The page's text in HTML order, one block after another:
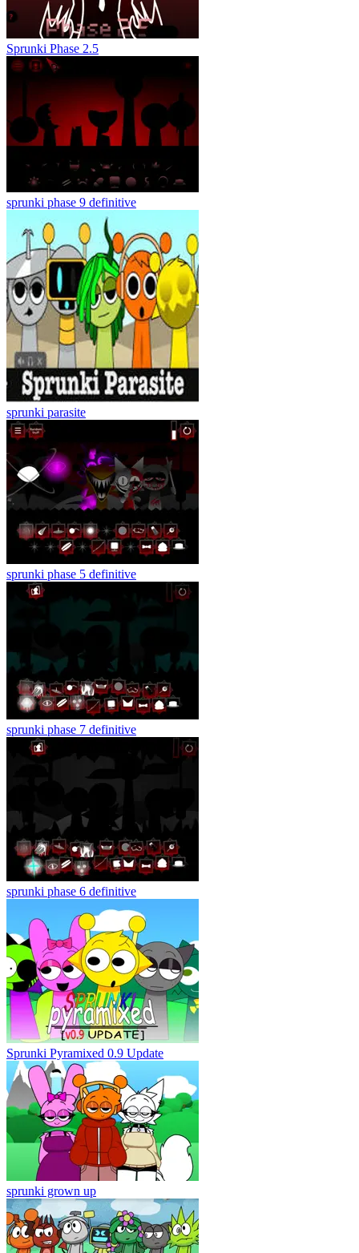
Sprunki Phase 2.5
sprunki phase 9 definitive
sprunki parasite
sprunki phase 5 definitive
sprunki phase 7 definitive
sprunki phase 6 definitive
Sprunki Pyramixed 0.9 Update
sprunki grown up